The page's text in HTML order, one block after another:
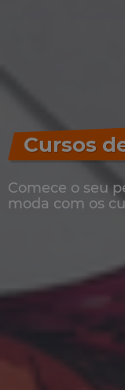
Cursos
Comece o seu
moda com os